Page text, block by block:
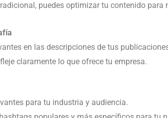
puedes optimizar tu contenido para
en las descripciones de tus
claramente lo que ofrece tu empresa.
para tu industria y audiencia.